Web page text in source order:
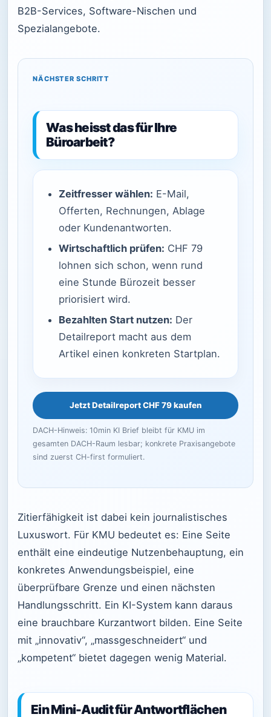
B2B-Services, Software-Nischen und
Spezialangebote.
NÄCHSTER SCHRITT
Was heisst das für Ihre
Büroarbeit?
Zeitfresser wählen: E-Mail,
Offerten, Rechnungen, Ablage
oder Kundenantworten.
Wirtschaftlich prüfen: CHF 79
lohnen sich schon, wenn rund
eine Stunde Bürozeit besser
priorisiert wird.
Bezahlten Start nutzen: Der
Detailreport macht aus dem
Artikel einen konkreten Startplan.
Jetzt Detailreport CHF 79 kaufen
DACH-Hinweis: 10min KI Brief bleibt für KMU im
gesamten DACH-Raum lesbar; konkrete Praxisangebote
sind zuerst CH-first formuliert.
Zitierfähigkeit ist dabei kein journalistisches
Luxuswort. Für KMU bedeutet es: Eine Seite
enthält eine eindeutige Nutzenbehauptung, ein
konkretes Anwendungsbeispiel, eine
überprüfbare Grenze und einen nächsten
Handlungsschritt. Ein KI-System kann daraus
eine brauchbare Kurzantwort bilden. Eine Seite
mit „innovativ“, „massgeschneidert“ und
„kompetent“ bietet dagegen wenig Material.
Ein Mini-Audit für Antwortflächen